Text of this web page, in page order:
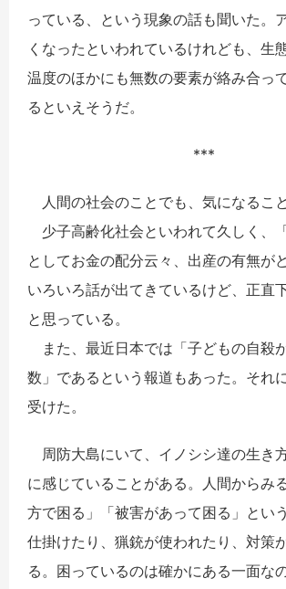
っている、という現象の話も聞いた。
くなったといわれているけれども、生
温度のほかにも無数の要素が絡み合っ
るといえそうだ。
***
人間の社会のことでも、気になること
少子高齢化社会といわれて久しく、
としてお金の配分云々、出産の有無が
いろいろ話が出てきているけど、正直
と思っている。
また、最近日本では「子どもの自殺
数」であるという報道もあった。それ
受けた。
周防大島にいて、イノシシ達の生き
に感じていることがある。人間からみ
方で困る」「被害があって困る」とい
仕掛けたり、猟銃が使われたり、対策
る。困っているのは確かにある一面な